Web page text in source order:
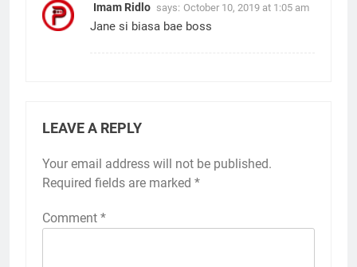
Imam Ridlo says: October 10, 2019 at 1:05 am
Jane si biasa bae boss
LEAVE A REPLY
Your email address will not be published.
Required fields are marked *
Comment *